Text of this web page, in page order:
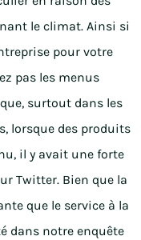
le climat. Ainsi si
pour votre
pas les menus
surtout dans les
lorsque des produits
il y avait une forte
Twitter. Bien que la
que le service à la
dans notre enquête